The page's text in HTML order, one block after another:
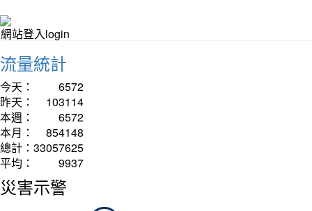
網站登入login
流量統計
今天：
6572
昨天：
103114
本週：
6572
本月：
854148
總計： 33057625
平均：
9937
災害示警